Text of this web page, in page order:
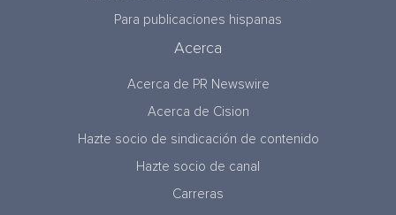
Para publicaciones hispanas
Acerca
Acerca de PR Newswire
Acerca de Cision
Hazte socio de sindicación de contenido
Hazte socio de canal
Carreras